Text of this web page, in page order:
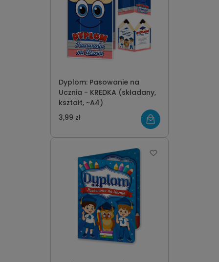
Dyplom: Pasowanie na
Ucznia - KREDKA (składany,
kształt, ~A4)
3,99 zł